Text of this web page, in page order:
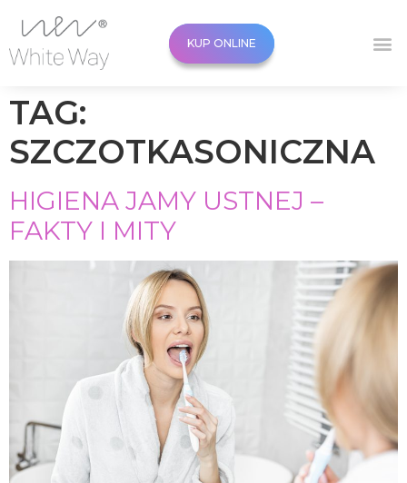
KUP ONLINE
TAG:
SZCZOTKASONICZNA
HIGIENA JAMY USTNEJ –
FAKTY I MITY